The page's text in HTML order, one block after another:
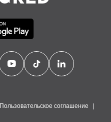
Пользовательское соглашение